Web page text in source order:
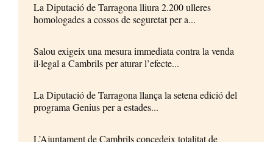
La Diputació de Tarragona lliura 2.200 ulleres
homologades a cossos de seguretat per a...
Salou exigeix una mesura immediata contra la venda
il·legal a Cambrils per aturar l’efecte...
La Diputació de Tarragona llança la setena edició del
programa Genius per a estades...
L’Ajuntament de Cambrils concedeix totalitat de